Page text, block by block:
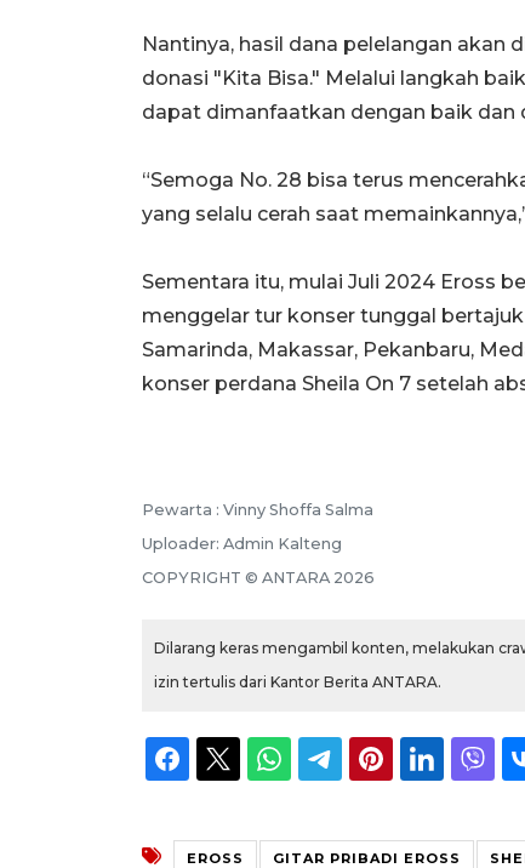
Nantinya, hasil dana pelelangan akan
donasi "Kita Bisa." Melalui langkah
dapat dimanfaatkan dengan baik dan
“Semoga No. 28 bisa terus
yang selalu cerah saat
Sementara itu, mulai Juli 2024 Eross
menggelar tur konser tunggal
Samarinda, Makassar, Pekanbaru,
konser perdana Sheila On 7 setelah
Pewarta : Vinny Shoffa Salma
Uploader: Admin Kalteng
COPYRIGHT © ANTARA 2026
Dilarang keras mengambil konten, melakukan
izin tertulis dari Kantor Berita ANTARA.
EROSS GITAR PRIBADI EROSS